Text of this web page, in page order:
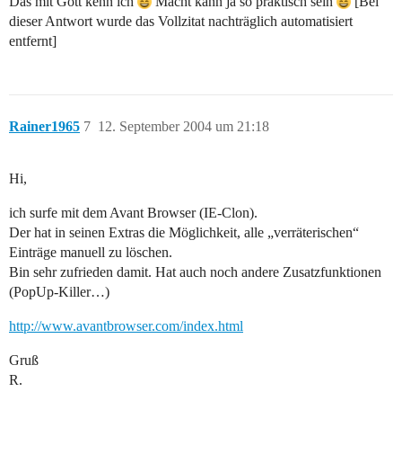
dieser Antwort wurde das Vollzitat nachträglich automatisiert
entfernt]
Rainer1965 12. September 2004 um 21:18
7
Hi,
ich surfe mit dem Avant Browser (IE-Clon).
Der hat in seinen Extras die Möglichkeit, alle „verräterischen“
Einträge manuell zu löschen.
Bin sehr zufrieden damit. Hat auch noch andere Zusatzfunktionen
(PopUp-Killer…)
http://www.avantbrowser.com/index.html
Gruß
R.